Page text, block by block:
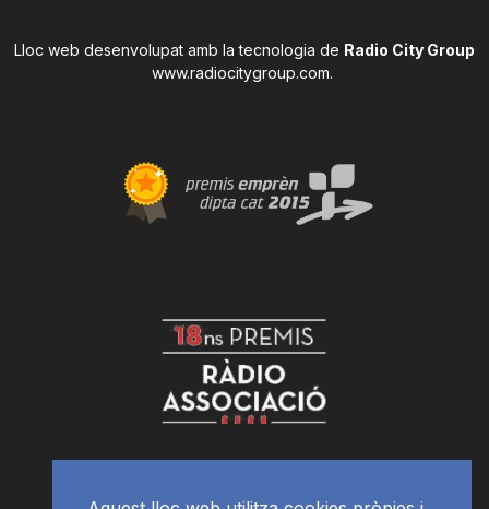
Lloc web desenvolupat amb la tecnologia de Radio City Group
www.radiocitygroup.com.